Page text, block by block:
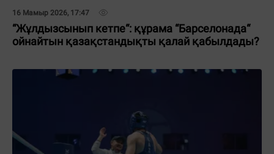
16 Мамыр 2026, 17:47
“Жұлдызсынып кетпе“: құрама “Барселонада“
ойнайтын қазақстандықты қалай қабылдады?